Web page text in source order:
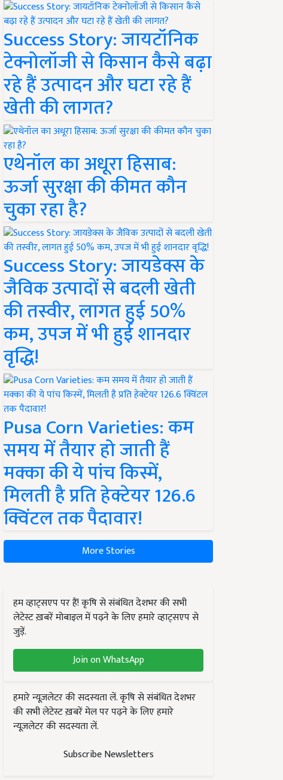
Success Story: जायटॉनिक
टेक्नोलॉजी से किसान कैसे बढ़ा
रहे हैं उत्पादन और घटा रहे हैं
खेती की लागत?
एथेनॉल का अधूरा हिसाब:
ऊर्जा सुरक्षा की कीमत कौन
चुका रहा है?
Success Story: जायडेक्स के
जैविक उत्पादों से बदली खेती
की तस्वीर, लागत हुई 50%
कम, उपज में भी हुई शानदार
वृद्धि!
Pusa Corn Varieties: कम
समय में तैयार हो जाती हैं
मक्का की ये पांच किस्में,
मिलती है प्रति हेक्टेयर 126.6
क्विंटल तक पैदावार!
More Stories
हम व्हाट्सएप पर हैं! कृषि से संबंधित देशभर की सभी
लेटेस्ट ख़बरें मोबाइल में पढ़ने के लिए हमारे व्हाट्सएप से
जुड़ें.
Join on WhatsApp
हमारे न्यूज़लेटर की सदस्यता लें. कृषि से संबंधित देशभर
की सभी लेटेस्ट ख़बरें मेल पर पढ़ने के लिए हमारे
न्यूज़लेटर की सदस्यता लें.
Subscribe Newsletters